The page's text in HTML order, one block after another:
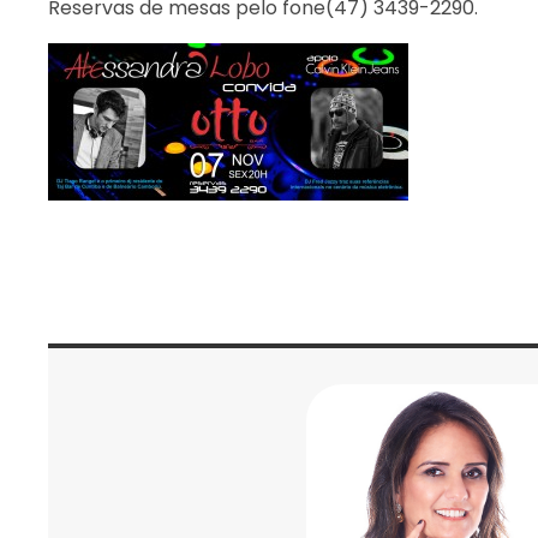
Reservas de mesas pelo fone(47) 3439-2290.